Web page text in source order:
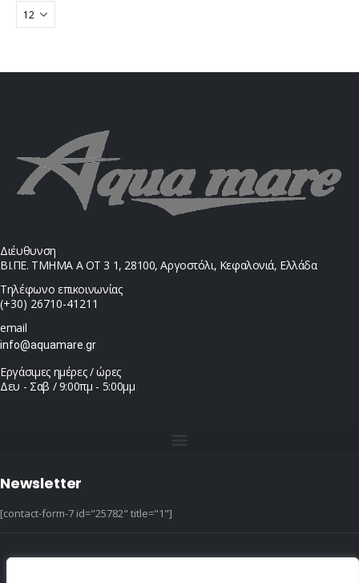
Διέυθυνση
ΒΙ.ΠΕ. ΤΜΗΜΑ Α ΟΤ 3 1, 28100, Αργοστόλι, Κεφαλονιά, Ελλάδα
Τηλέφωνο επικοινωνίας
(+30) 26710-41211
email
info@aquamare.gr
Εργάσιμες ημέρες / ώρες
Δευ - Σαβ / 9:00πμ - 5:00μμ
Newsletter
[contact-form-7 id="25782" title="1"]